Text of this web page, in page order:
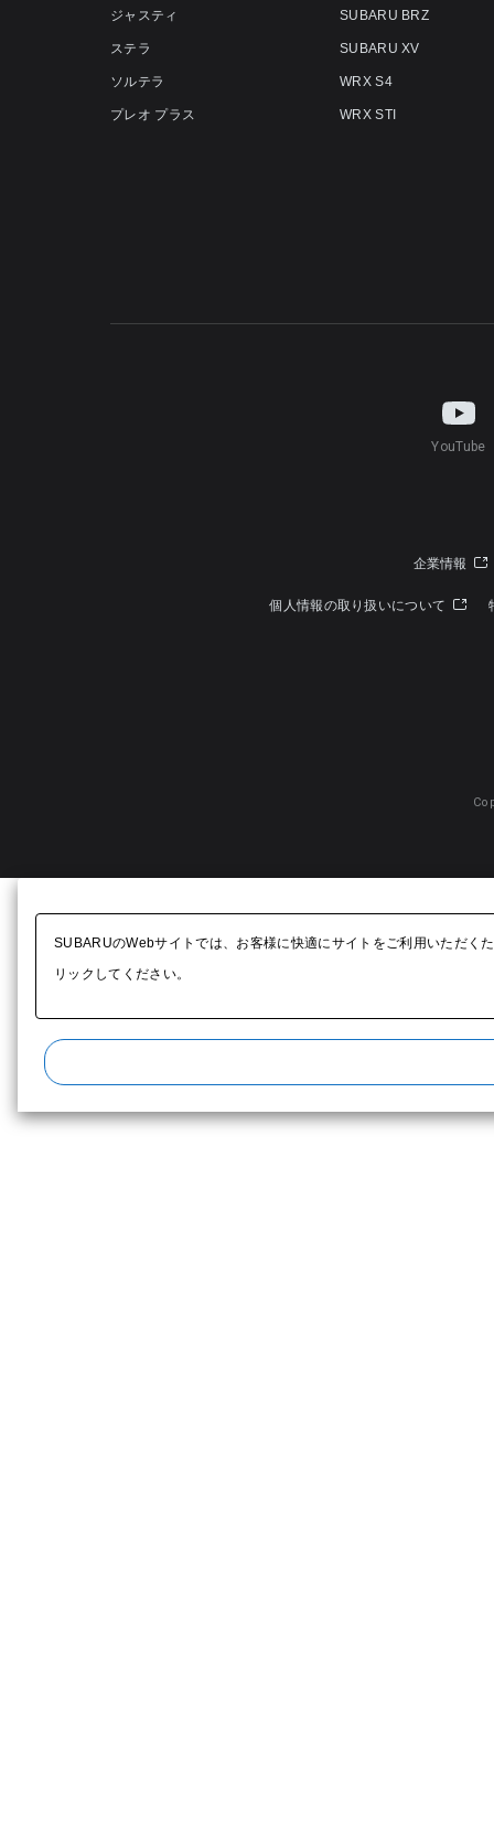
ジャスティ
ステラ
ソルテラ
プレオ プラス
SUBARU BRZ
SUBARU XV
WRX S4
WRX STI
YouTube
企業情報
個人情報の取り扱いについて
SUBARUのWebサイトでは、お客様に快適にサイトをご利用いただく
リックしてください。​